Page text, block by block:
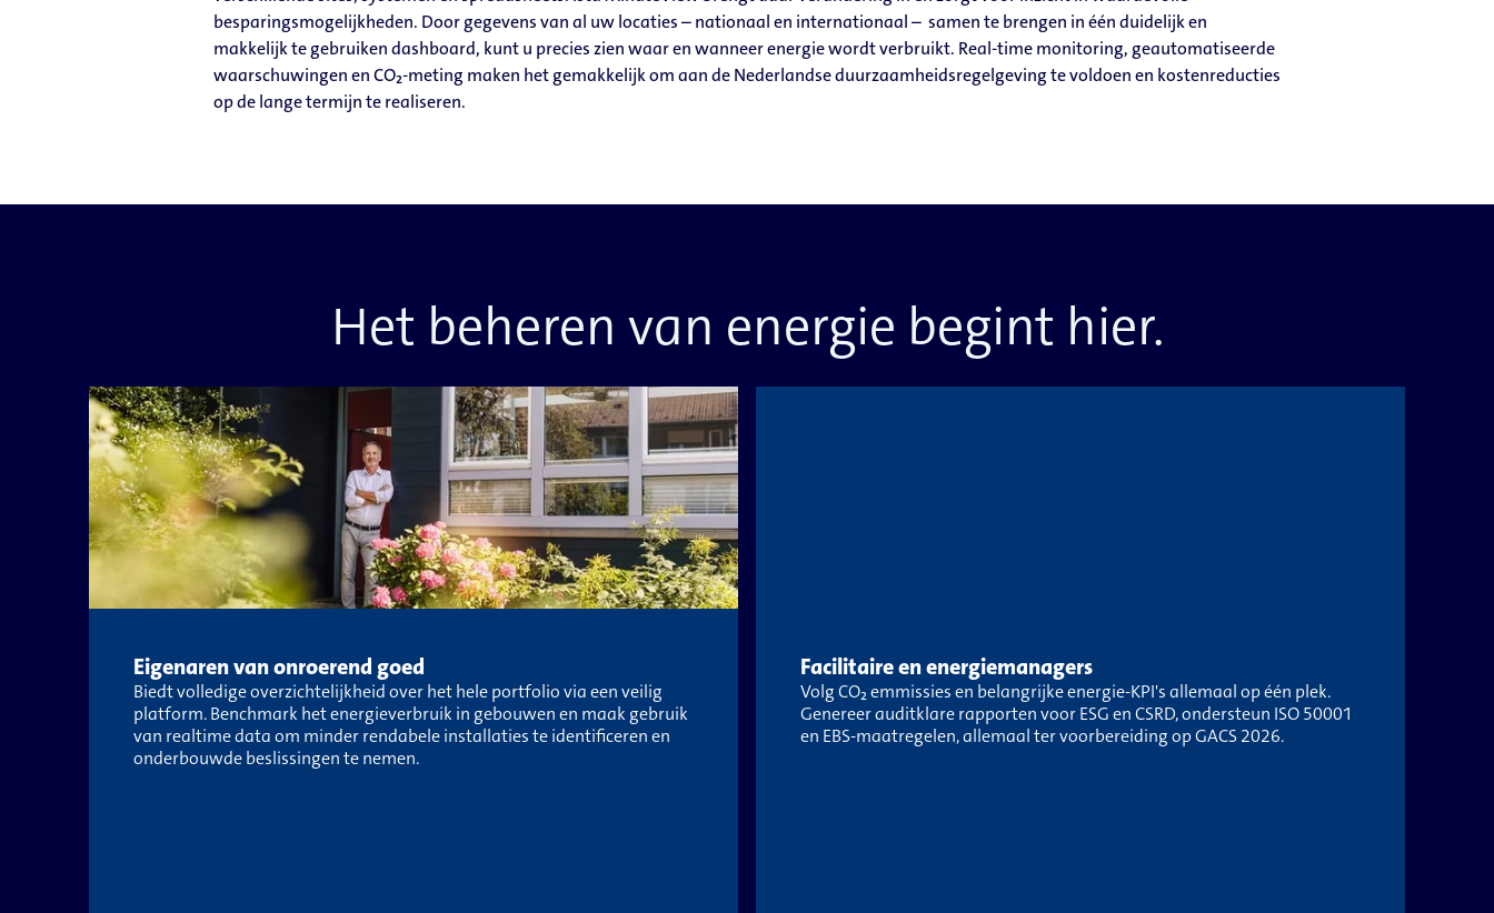
besparingsmogelijkheden. Door gegevens van al uw locaties – nationaal en internationaal – samen te brengen in één duidelijk en
makkelijk te gebruiken dashboard, kunt u precies zien waar en wanneer energie wordt verbruikt. Real-time monitoring, geautomatiseerde
waarschuwingen en CO₂-meting maken het gemakkelijk om aan de Nederlandse duurzaamheidsregelgeving te voldoen en kostenreducties
op de lange termijn te realiseren.
Het beheren van energie begint hier.
Eigenaren van onroerend goed
Biedt volledige overzichtelijkheid over het hele portfolio via een veilig
platform. Benchmark het energieverbruik in gebouwen en maak gebruik
van realtime data om minder rendabele installaties te identificeren en
onderbouwde beslissingen te nemen.
Facilitaire en energiemanagers
Volg CO₂ emmissies en belangrijke energie-KPI's allemaal op één plek.
Genereer auditklare rapporten voor ESG en CSRD, ondersteun ISO 50001
en EBS-maatregelen, allemaal ter voorbereiding op GACS 2026.